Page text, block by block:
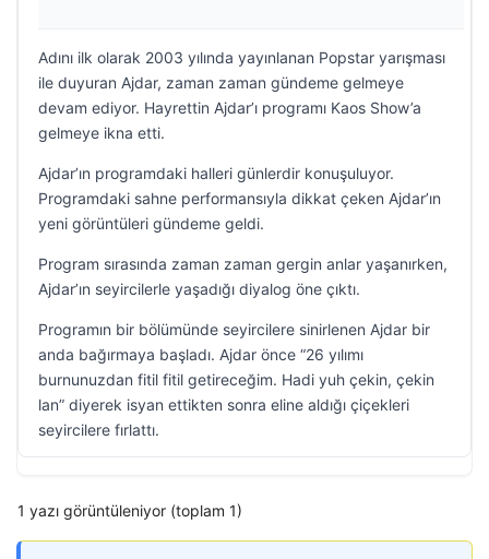
Adını ilk olarak 2003 yılında yayınlanan Popstar yarışması
ile duyuran Ajdar, zaman zaman gündeme gelmeye
devam ediyor. Hayrettin Ajdar’ı programı Kaos Show’a
gelmeye ikna etti.
Ajdar’ın programdaki halleri günlerdir konuşuluyor.
Programdaki sahne performansıyla dikkat çeken Ajdar’ın
yeni görüntüleri gündeme geldi.
Program sırasında zaman zaman gergin anlar yaşanırken,
Ajdar’ın seyircilerle yaşadığı diyalog öne çıktı.
Programın bir bölümünde seyircilere sinirlenen Ajdar bir
anda bağırmaya başladı. Ajdar önce “26 yılımı
burnunuzdan fitil fitil getireceğim. Hadi yuh çekin, çekin
lan” diyerek isyan ettikten sonra eline aldığı çiçekleri
seyircilere fırlattı.
1 yazı görüntüleniyor (toplam 1)